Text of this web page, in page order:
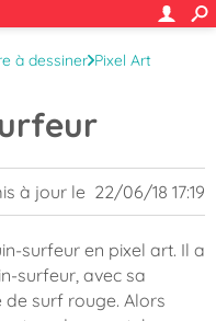
à dessiner Pixel Art
à jour le 22/06/18 17:19
surfeur en pixel art. Il a
surfeur, avec sa
surf rouge. Alors